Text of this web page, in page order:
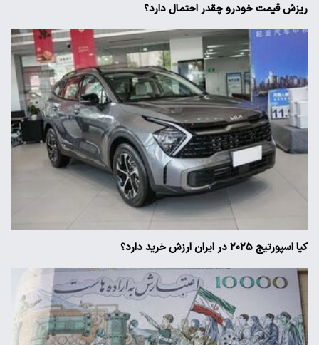
ریزش قیمت خودرو چقدر احتمال دارد؟
کیا اسپورتیج ۲۰۲۵ در ایران ارزش خرید دارد؟